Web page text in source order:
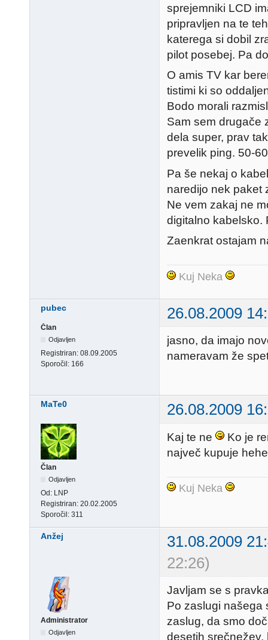
sprejemniki LCD
pripravljen na te
katerega si dobil
pilot posebej. Pa
O amis TV kar
tistimi ki so
Bodo morali
Sam sem drugače
dela super, prav
prevelik ping. 50-
Pa še nekaj o
naredijo nek paket
Ne vem zakaj ne
digitalno kabelsko.
Zaenkrat ostajam
Kuj Neka
pubec 26.08.2009
Član
Odjavljen
Registriran: 08.09.2005
Sporočil: 166
jasno, da imajo
nameravam že
MaTe0 26.08.2009
Član
Odjavljen
Od: LNP
Registriran: 20.02.2005
Sporočil: 311
Kaj te ne
Ko je
največ kupuje
Kuj Neka
Anžej
31.08.2009
22:26)
Administrator
Odjavljen
Javljam se s
Po zaslugi našega
zaslug, da smo
desetih srečnežev,